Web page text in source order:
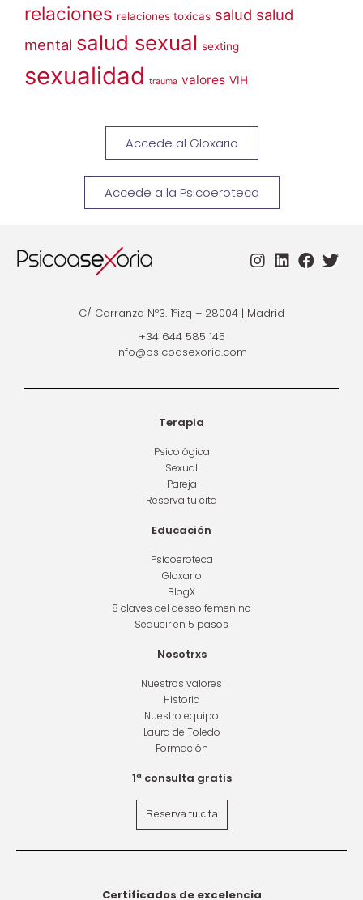
relaciones relaciones toxicas salud salud
mental salud sexual sexting
sexualidad trauma valores VIH
Accede al Gloxario
Accede a la Psicoeroteca
C/ Carranza Nº3. 1ºizq – 28004 | Madrid
+34 644 585 145
info@psicoasexoria.com
Terapia
Psicológica
Sexual
Pareja
Reserva tu cita
Educación
Psicoeroteca
Gloxario
BlogX
8 claves del deseo femenino
Seducir en 5 pasos
Nosotrxs
Nuestros valores
Historia
Nuestro equipo
Laura de Toledo
Formación
1ª consulta gratis
Reserva tu cita
Certificados de excelencia